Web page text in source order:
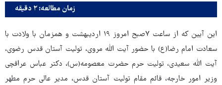
زمان مطالعه: ۲ دقیقه
این آیین که از ساعت ۷صبح امروز ۱۹ اردیبهشت و همزمان با ولادت با
سعادت امام رضا(ع) با حضور آیت الله مروی، تولیت آستان قدس رضوی،
آیت الله سعیدی، تولیت حرم حضرت معصومه(س)، دکتر عباس عراقچی
وزیر امور خارجه، قائم مقام تولیت آستان قدس، مدیر عالی حرم مطهر